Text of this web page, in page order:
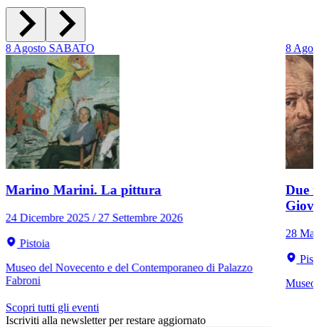
8Agosto SABATO
Marino Marini. La pittura
24 Dicembre 2025 / 27 Settembre 2026
Pistoia
Museo del Novecento e del Contemporaneo di Palazzo
Fabroni
8
Due
28
Museo
Scopri tutti gli eventi
Iscriviti alla newsletter per restare aggiornato